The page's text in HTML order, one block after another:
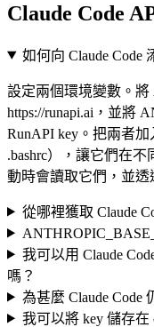
Claude Code
如何向 Claude Code
設定兩個環境變數。將
https://runapi.ai，並將
RunAPI key。把兩者加
.bashrc），讓它們在不
動時會讀取它們，並透
從哪裡獲取 Claude
我可以用 Claude
嗎？
為甚麼 Claude Code
我可以將 key 儲存在